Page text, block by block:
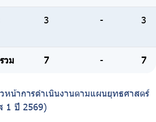
3 - 3
รวม 7 - 7
หน้าการดำเนินงานตามแผนยุทธศาสตร์
1 ปี 2569)